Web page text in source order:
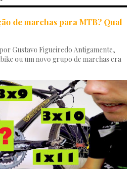
de marchas para MTB? Qual
Gustavo Figueiredo Antigamente,
ou um novo grupo de marchas era